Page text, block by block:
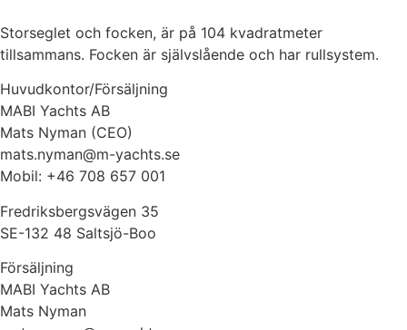
Storseglet och focken, är på 104 kvadratmeter
tillsammans. Focken är självslående och har rullsystem.
Huvudkontor/Försäljning
MABI Yachts AB
Mats Nyman (CEO)
mats.nyman@m-yachts.se
Mobil: +46 708 657 001
Fredriksbergsvägen 35
SE-132 48 Saltsjö-Boo
Försäljning
MABI Yachts AB
Mats Nyman